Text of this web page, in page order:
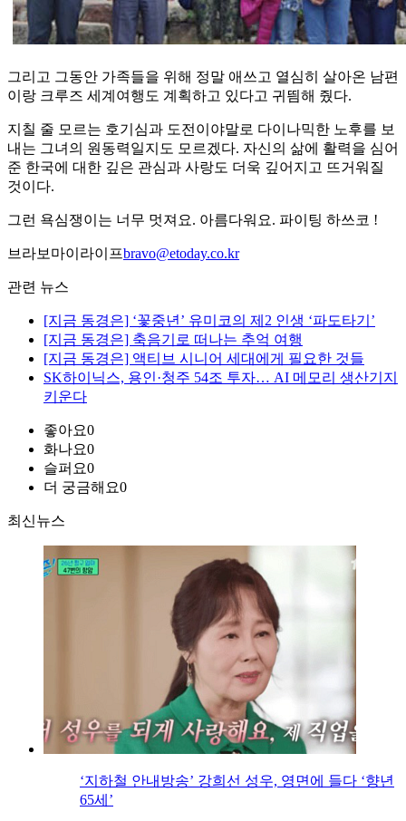
그리고 그동안 가족들을 위해 정말 애쓰고 열심히 살아온 남편
이랑 크루즈 세계여행도 계획하고 있다고 귀띔해 줬다.
지칠 줄 모르는 호기심과 도전이야말로 다이나믹한 노후를 보
내는 그녀의 원동력일지도 모르겠다. 자신의 삶에 활력을 심어
준 한국에 대한 깊은 관심과 사랑도 더욱 깊어지고 뜨거워질
것이다.
그런 욕심쟁이는 너무 멋져요. 아름다워요. 파이팅 하쓰코 !
브라보마이라이프bravo@etoday.co.kr
관련 뉴스
[지금 동경은] ‘꽃중년’ 유미코의 제2 인생 ‘파도타기’
[지금 동경은] 축음기로 떠나는 추억 여행
[지금 동경은] 액티브 시니어 세대에게 필요한 것들
SK하이닉스, 용인·청주 54조 투자… AI 메모리 생산기지
키운다
좋아요0
화나요0
슬퍼요0
더 궁금해요0
최신뉴스
‘지하철 안내방송’ 강희선 성우, 영면에 들다 ‘향년
65세’